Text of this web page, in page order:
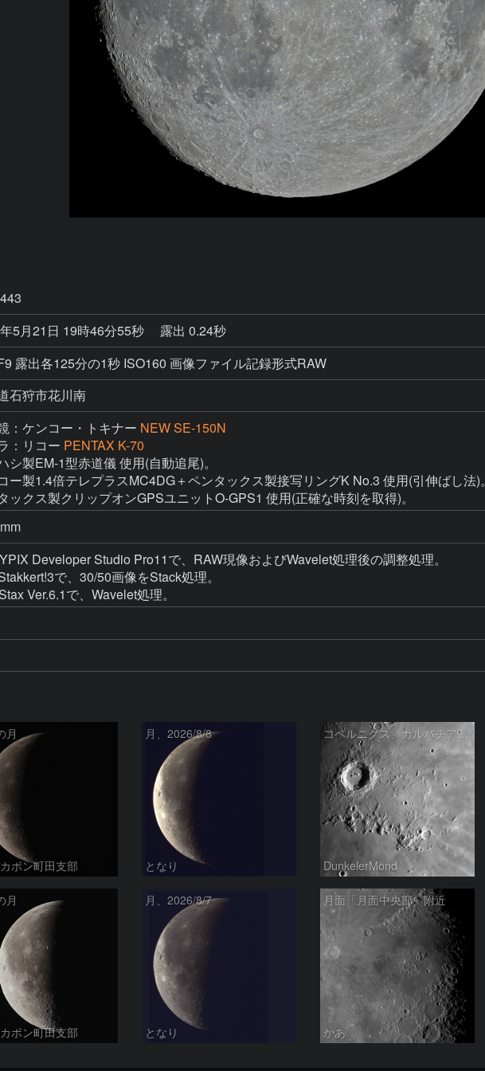
5月21日 19時46分55秒
露出 0.24秒
露出各125分の1秒 ISO160 画像ファイル記録形式RAW
石狩市花川南
：ケンコー・トキナー NEW SE-150N
：リコー PENTAX K-70
シ製EM-1型赤道儀 使用(自動追尾)。
ー製1.4倍テレプラスMC4DG＋ペンタックス製接写リングK No.3 使用(引伸ばし法)。
ックス製クリップオンGPSユニットO-GPS1 使用(正確な時刻を取得)。
Developer Studio Pro11で、RAW現像およびWavelet処理後の調整処理。
で、30/50画像をStack処理。
Ver.6.1で、Wavelet処理。
月
ボン町田支部
月、2026/8/8
となり
コペルニクス、カルパチア山脈付近
DunkelerMond
月
ボン町田支部
月、2026/8/7
となり
月面「月面中央部」附近
かあ